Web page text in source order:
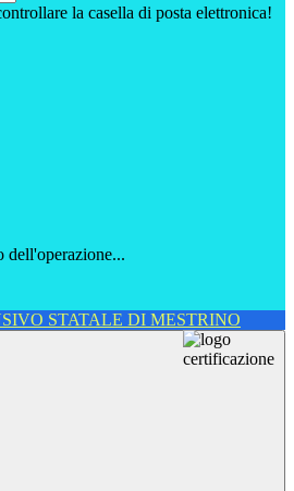
la casella di posta elettronica!
dell'operazione...